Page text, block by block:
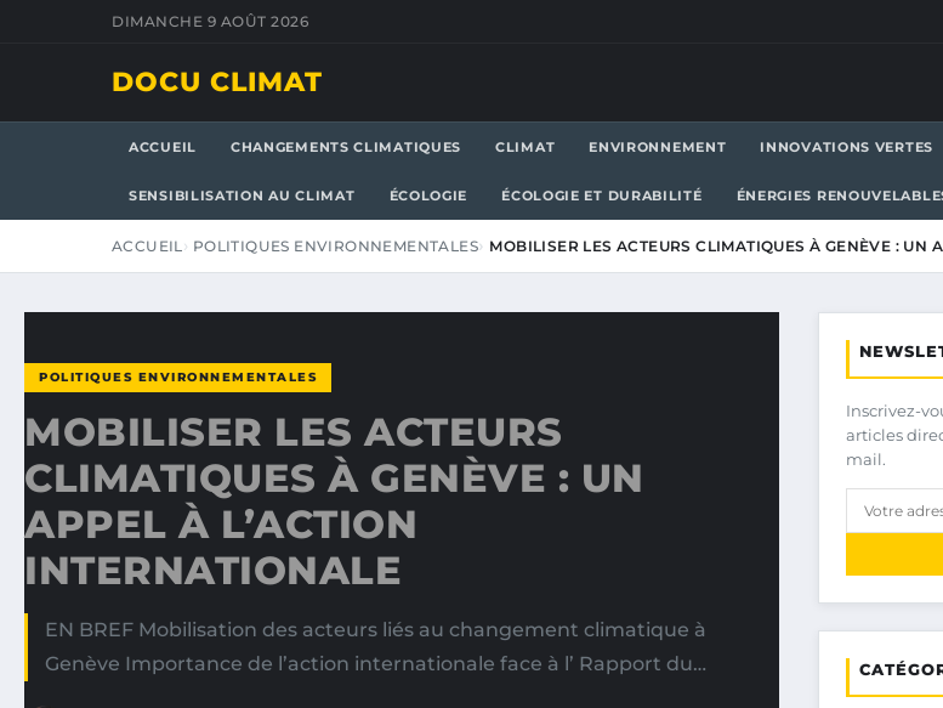
DIMANCHE 9 AOÛT 2026
DOCU CLIMAT
ACCUEIL CHANGEMENTS CLIMATIQUES CLIMAT ENVIRONNEMENT INNOVATIONS VERTES
SENSIBILISATION AU CLIMAT ÉCOLOGIE ÉCOLOGIE ET DURABILITÉ ÉNERGIES
ACCUEIL POLITIQUES ENVIRONNEMENTALES MOBILISER LES ACTEURS CLIMATIQUES À GENÈVE : UN
POLITIQUES ENVIRONNEMENTALES
MOBILISER LES ACTEURS
CLIMATIQUES À GENÈVE : UN
APPEL À L’ACTION
INTERNATIONALE
EN BREF Mobilisation des acteurs liés au changement climatique à
Genève Importance de l’action internationale face à l’ Rapport du…
Inscrivez-
articles
mail.